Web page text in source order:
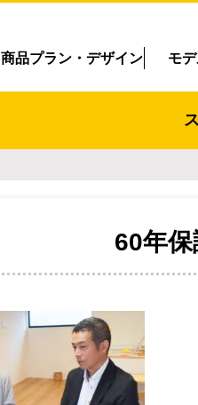
商品プラン・デザイン モ
60年